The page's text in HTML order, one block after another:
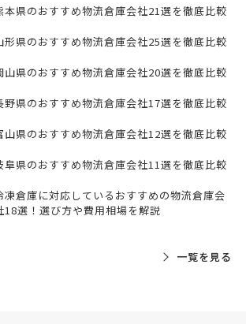
本県のおすすめ物流倉庫会社21選を徹底比較
形県のおすすめ物流倉庫会社25選を徹底比較
山県のおすすめ物流倉庫会社20選を徹底比較
野県のおすすめ物流倉庫会社17選を徹底比較
山県のおすすめ物流倉庫会社12選を徹底比較
阜県のおすすめ物流倉庫会社11選を徹底比較
凍倉庫に対応しているおすすめの物流倉庫会
18選！選び方や費用相場を解説
一覧を見る